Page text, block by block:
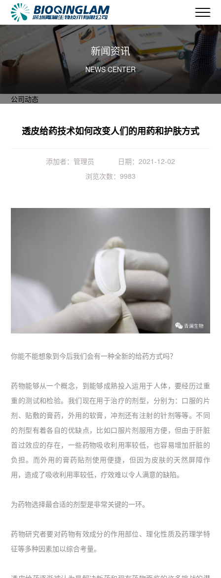
新闻资讯
NEWS CENTER
公司动态
透皮给药技术如何改变人们的用药和护肤方式
添加者：管理员
日期：2021-12-02
浏览次数：9983
你能不能想象到今后我们会有一种全新的给药方式吗？
药物能够从一个概念，到能够成熟投入运用于人体，要经历过重
重的测试和检验。我们现在用于治疗的剂型，分别为：口服的片
剂、贴敷的膏药，外用的软膏，冲剂还有注射的针剂等等。不同
的剂型有着各自的优缺点，比如口服片剂服用方便，但由于肝脏
首过效应的存在，一些药物吸收利用率较低，也容易增加肝脏的
负担。而外用的膏药贴剂使用便捷，但因为皮肤的天然屏障作
用，造成了吸收利用率较低，疗效难以令人满意的缺陷。
为药物选择最合适的剂型是非常关键的一环。
药物研究者要对药物有效成分的作用部位、理化性质及药理学特
征等多种因素加以综合考量。